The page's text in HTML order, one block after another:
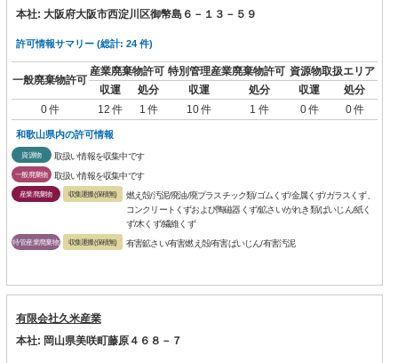
本社: 大阪府大阪市西淀川区御幣島６－１３－５９
許可情報サマリー (総計: 24 件)
一般廃棄物許可
産業廃棄物許可 特別管理産業廃棄物許可 資源物取扱エリア
収運
処分 収運 処分 収運
処分
0 件
12 件 1 件 10 件 1 件 0 件 0 件
和歌山県内の許可情報
資源物 取扱い情報を収集中です
一般廃棄物 取扱い情報を収集中です
産業廃棄物 収集運搬(保積無)
燃え殻/汚泥/廃油/廃プラスチック類/ゴムくず/金属くず/ガラスくず、
コンクリートくずおよび陶磁器くず/鉱さい/がれき類/ばいじん/紙く
ず/木くず/繊維くず
特管産業廃棄物 収集運搬(保積無) 有害鉱さい/有害燃え殻/有害ばいじん/有害汚泥
有限会社久米産業
本社: 岡山県美咲町藤原４６８－７